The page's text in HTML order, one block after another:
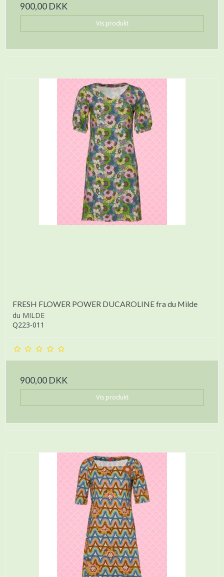
900,00 DKK
Vis produkt
FRESH FLOWER POWER DUCAROLINE fra du Milde
du MILDE
Q223-011
900,00 DKK
Vis produkt